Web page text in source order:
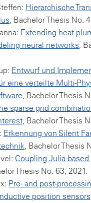
Hierarchische
, Bachelor Thesis No.
Extending heat
neural networks,
Entwurf und
eine verteilte Multi-
, Bachelor Thesis
sparse grid
, Bachelor Thesis
Erkennung von Silent
, Bachelor Thesis
Coupling Julia-
Thesis No. 63, 2021.
Pre- and post-
position sensors